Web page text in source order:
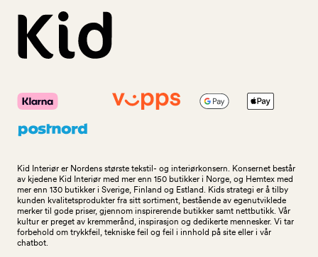
Kid Interiør er Nordens største tekstil- og interiørkonsern. Konsernet består
av kjedene Kid Interiør med mer enn 150 butikker i Norge, og Hemtex med
mer enn 130 butikker i Sverige, Finland og Estland. Kids strategi er å tilby
kunden kvalitetsprodukter fra sitt sortiment, bestående av egenutviklede
merker til gode priser, gjennom inspirerende butikker samt nettbutikk. Vår
kultur er preget av kremmerånd, inspirasjon og dedikerte mennesker. Vi tar
forbehold om trykkfeil, tekniske feil og feil i innhold på site eller i vår
chatbot.